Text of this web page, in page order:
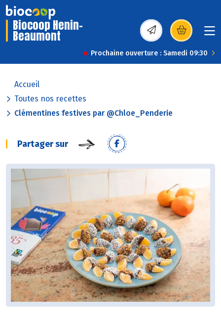
Biocoop Henin-
Beaumont (s’ouvre dans une
Prochaine ouverture : Samedi 09:30
Accueil
Toutes nos recettes
Clémentines festives par @Chloe_Penderie
Partager sur